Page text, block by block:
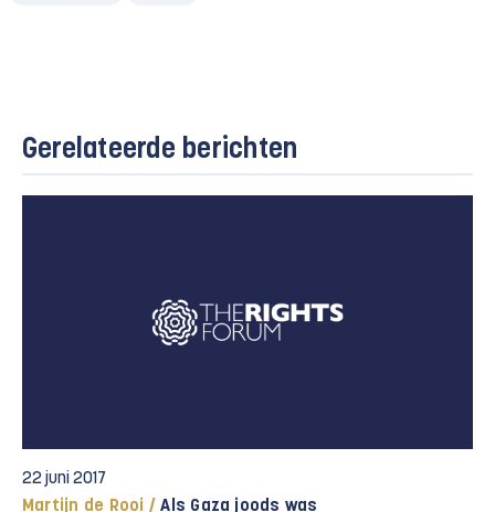
Gerelateerde berichten
22 juni 2017
Martijn de Rooi / Als Gaza joods was